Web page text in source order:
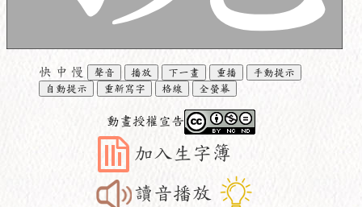
快 中 慢 聲音 播放 下一畫 重播
手動提示
自動提示
重新寫字 格線 全螢幕
動畫授權宣告
加入生字簿
讀音播放